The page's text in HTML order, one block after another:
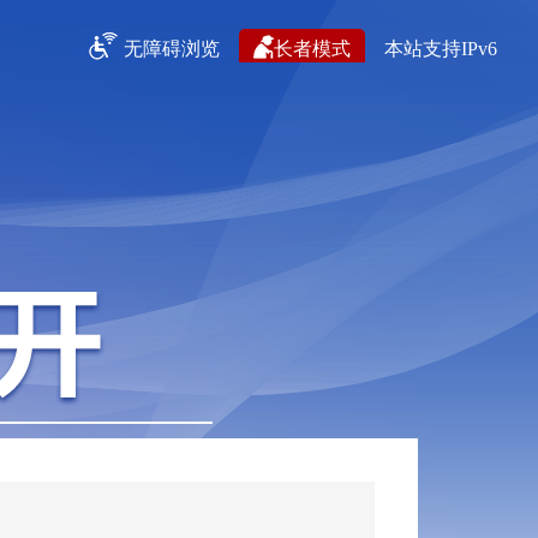
无障碍浏览 长者模式 本站支持IPv6